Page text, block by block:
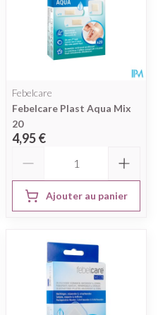
Febelcare
Febelcare Plast Aqua Mix
20
4,95 €
Ajouter au panier